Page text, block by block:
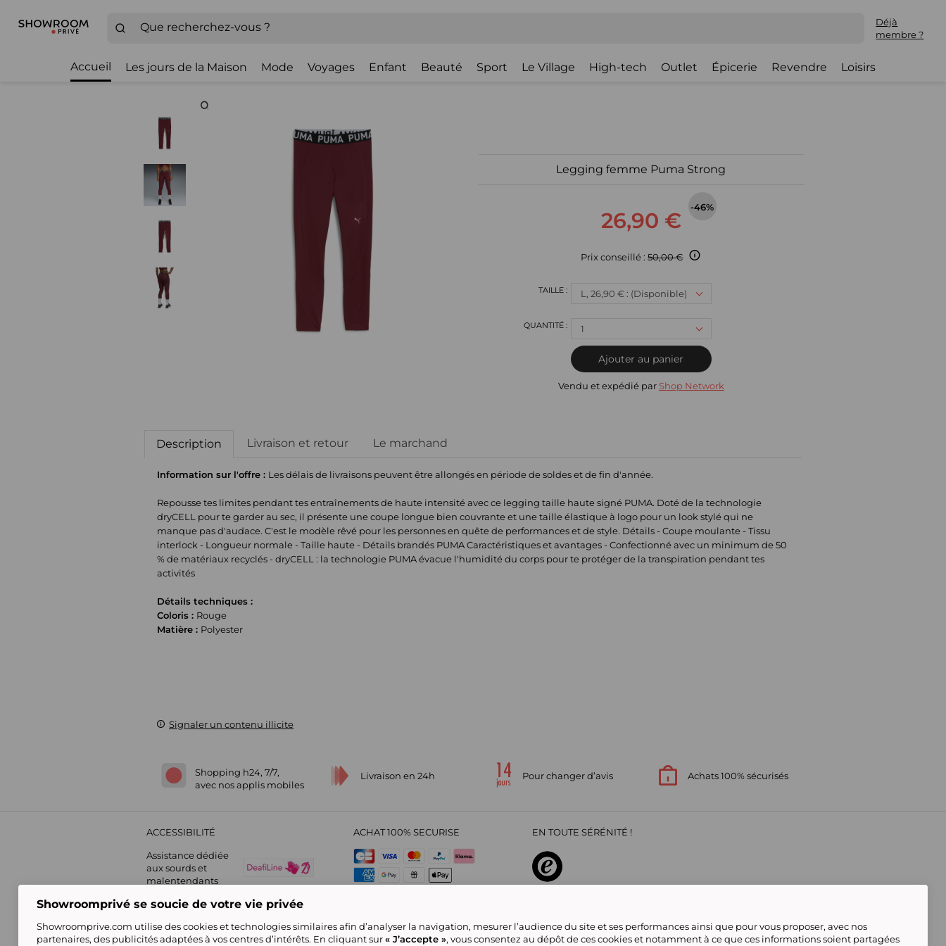
Déjà
membre ?
Accueil Les jours de la Maison Mode Voyages Enfant Beauté Sport Le Village High-tech Outlet Épicerie Revendre Loisirs
Legging femme Puma Strong
26,90 €
-46%
Prix conseillé :50,00 €
L, 26,90 € : (Disponible)
1
Ajouter au panier
Vendu et expédié par Shop Network
Description Livraison et retour Le marchand
Information sur l'offre : Les délais de livraisons peuvent être allongés en période de soldes et de fin d'année.
Repousse tes limites pendant tes entraînements de haute intensité avec ce legging taille haute signé PUMA. Doté de la technologie
dryCELL pour te garder au sec, il présente une coupe longue bien couvrante et une taille élastique à logo pour un look stylé qui ne
manque pas d'audace. C'est le modèle rêvé pour les personnes en quête de performances et de style. Détails - Coupe moulante - Tissu
interlock - Longueur normale - Taille haute - Détails brandés PUMA Caractéristiques et avantages - Confectionné avec un minimum de 50
% de matériaux recyclés - dryCELL : la technologie PUMA évacue l'humidité du corps pour te protéger de la transpiration pendant tes
activités
Détails techniques :
Coloris : Rouge
Matière : Polyester
Signaler un contenu illicite
Shopping h24, 7/7,
avec nos applis mobiles
Livraison en 24h Pour changer d’avis Achats 100% sécurisés
ACCESSIBILITÉ
Assistance dédiée
aux sourds et
malentendants
ACHAT 100% SECURISE EN TOUTE SÉRÉNITÉ !
Showroomprivé se soucie de votre vie privée
Showroomprive.com utilise des cookies et technologies similaires afin d’analyser la navigation, mesurer l’audience du site et ses performances ainsi que pour vous proposer, avec nos
partenaires, des publicités adaptées à vos centres d’intérêts. En cliquant sur« J’accepte », vous consentez au dépôt de ces cookies et notamment à ce que ces informations soient partagées